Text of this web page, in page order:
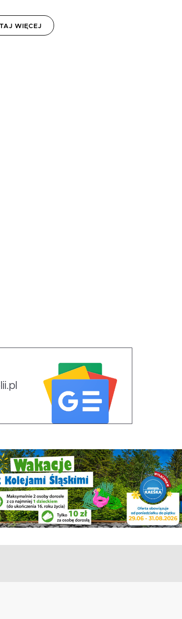
WIĘCEJ